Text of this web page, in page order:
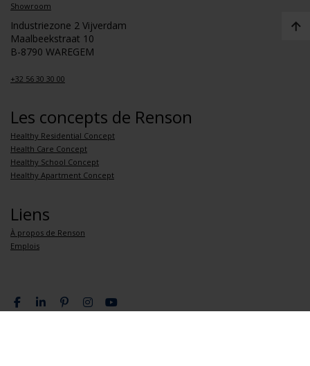
Showroom
Industriezone 2 Vijverdam
Maalbeekstraat 10
B-8790 WAREGEM
+32 56 30 30 00
Les concepts de Renson
Healthy Residential Concept
Health Care Concept
Healthy School Concept
Healthy Apartment Concept
Liens
À propos de Renson
Emplois